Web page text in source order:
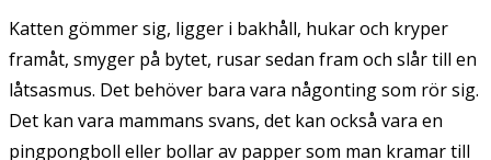
Katten gömmer sig, ligger i bakhåll, hukar och kryper
framåt, smyger på bytet, rusar sedan fram och slår till en
låtsasmus. Det behöver bara vara någonting som rör sig.
Det kan vara mammans svans, det kan också vara en
pingpongboll eller bollar av papper som man kramar till